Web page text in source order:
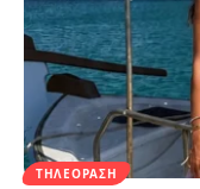
ΤΗΛΕΌΡΑΣΗ